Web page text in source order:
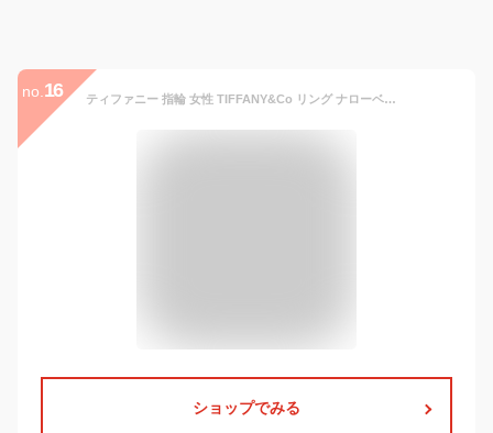
no. 16 ティファニー 指輪 女性 TIFFANY&Co リング ナローベーシックリング SS シルバー 12サイズ ブランド ギフト 新品 正規品 かわいい シンプル プレゼント 通販 2022
ショップでみる